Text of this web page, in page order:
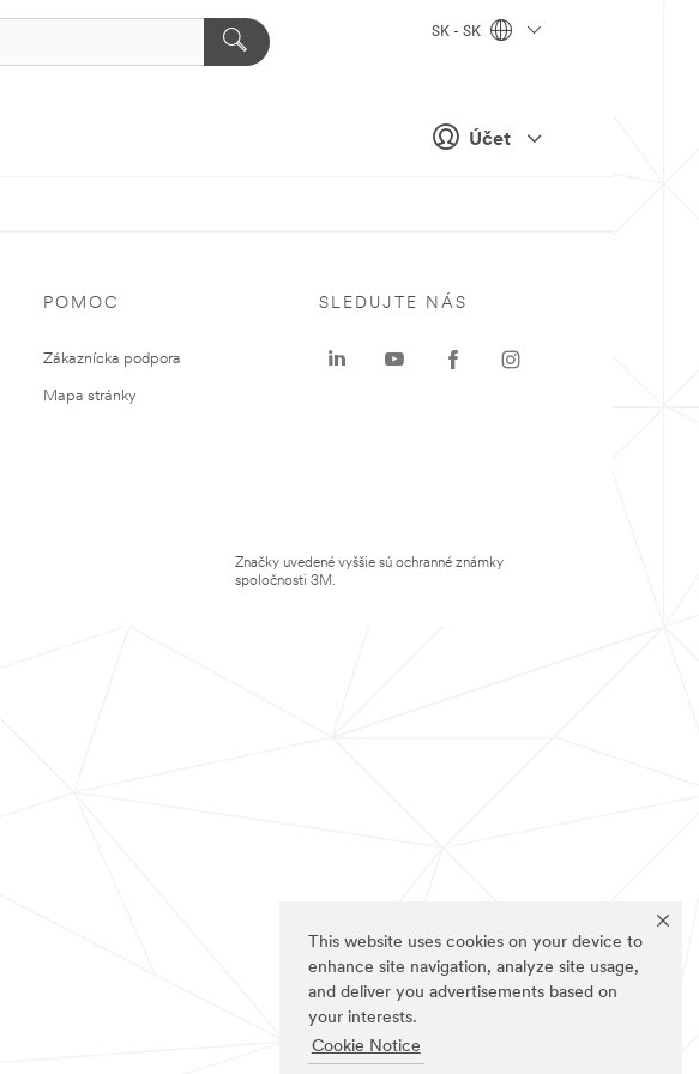
This website uses cookies on your device to
enhance site navigation, analyze site usage,
and deliver you advertisements based on
your interests.
Cookie Notice
Účet
SK - SK
POMOC
Zákaznícka podpora
Mapa stránky
SLEDUJTE NÁS
Značky uvedené vyššie sú ochranné známky
spoločnosti 3M.